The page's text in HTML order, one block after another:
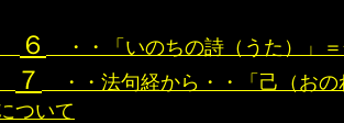
６
・・「いのちの詩（うた）」
７ ・・ 法句経から・・「己（おの
いて